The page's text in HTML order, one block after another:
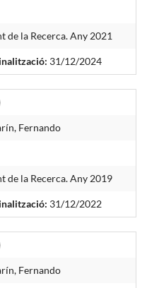
de la Recerca. Any 2021
31/12/2024
Fernando
de la Recerca. Any 2019
31/12/2022
Fernando